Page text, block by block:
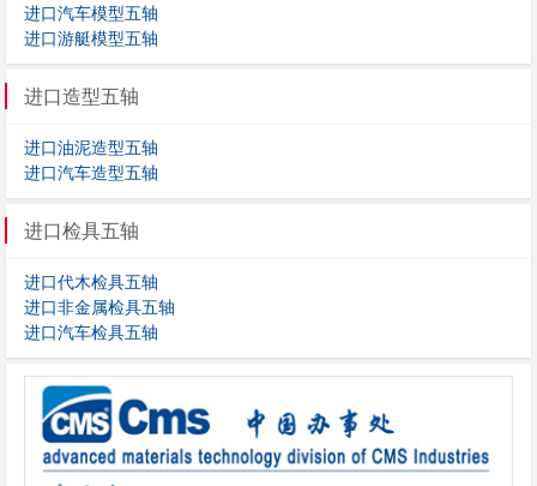
进口汽车模型五轴
进口游艇模型五轴
进口造型五轴
进口油泥造型五轴
进口汽车造型五轴
进口检具五轴
进口代木检具五轴
进口非金属检具五轴
进口汽车检具五轴